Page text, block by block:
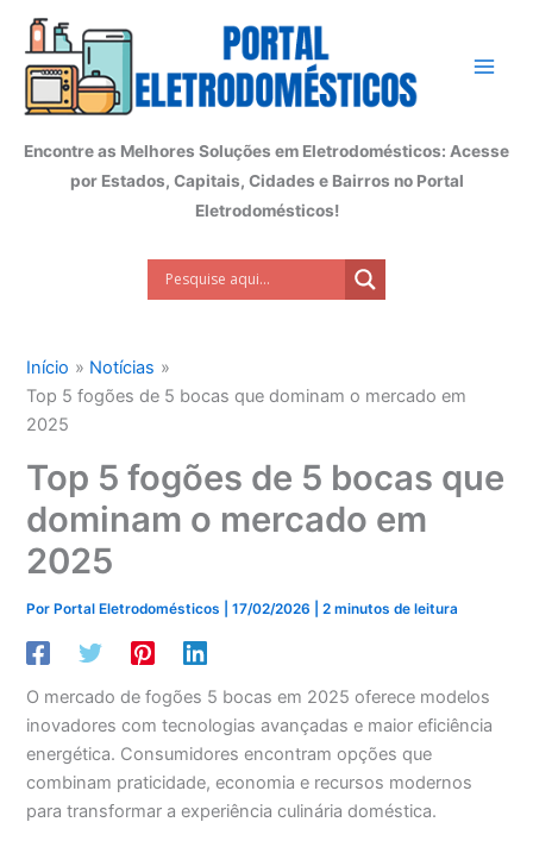
conteúdo
Encontre as Melhores Soluções em Eletrodomésticos: Acesse
por Estados, Capitais, Cidades e Bairros no Portal
Eletrodomésticos!
Início
Notícias
Top 5 fogões de 5 bocas que dominam o mercado em
2025
Top 5 fogões de 5 bocas que
dominam o mercado em
2025
PorPortal Eletrodomésticos |17/02/2026 |2 minutos de leitura
O mercado de fogões 5 bocas em 2025 oferece modelos
inovadores com tecnologias avançadas e maior eficiência
energética. Consumidores encontram opções que
combinam praticidade, economia e recursos modernos
para transformar a experiência culinária doméstica.